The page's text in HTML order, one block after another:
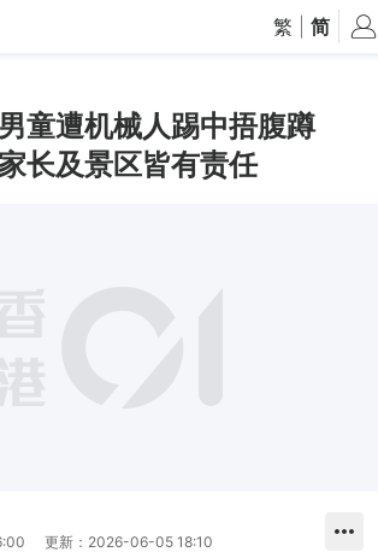
繁 简
童遭机械人踢中捂腹蹲
长及景区皆有责任
更新： 2026-06-05 18:10